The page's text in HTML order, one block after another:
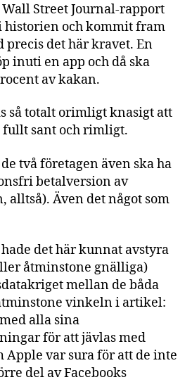
Street Journal-rapport
historien och kommit fram
precis det här kravet. En
inuti en app och då ska
av kakan.
så totalt orimligt knasigt att
fullt sant och rimligt.
två företagen även ska ha
betalversion av
alltså). Även det något som
det här kunnat avstyra
åtminstone gnälliga)
mellan de båda
vinkeln i artikel:
alla sina
för att jävlas med
Apple var sura för att de inte
del av Facebooks